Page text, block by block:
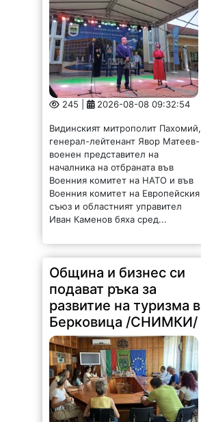
245 | 2026-08-08 09:32:54
Видинският митрополит Пахомий,
генерал-лейтенант Явор Матеев-
военен представител на
началника на отбраната във
Военния комитет на НАТО и във
Военния комитет на Европейския
съюз и областният управител
Иван Каменов бяха сред...
Община и бизнес си
подават ръка за
развитие на туризма в
Берковица /СНИМКИ/